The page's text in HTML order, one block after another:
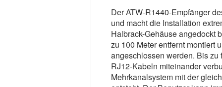
Der ATW-R1440-Empfänger
und macht die Installation
Halbrack-Gehäuse angedockt
zu 100 Meter entfernt montiert
angeschlossen werden. Bis
RJ12-Kabeln miteinander
Mehrkanalsystem mit der